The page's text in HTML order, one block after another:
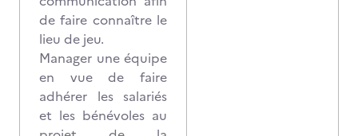
de faire connaître le
lieu de jeu.
Manager une équipe
en vue de faire
adhérer les salariés
et les bénévoles au